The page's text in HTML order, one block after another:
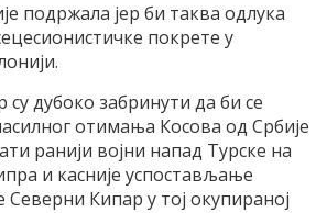
подржала јер би таква одлука
покрете у
су дубоко забринути да би се
отимања Косова од Србије
ранији војни напад Турске на
и касније успостављање
Северни Кипар у тој окупираној